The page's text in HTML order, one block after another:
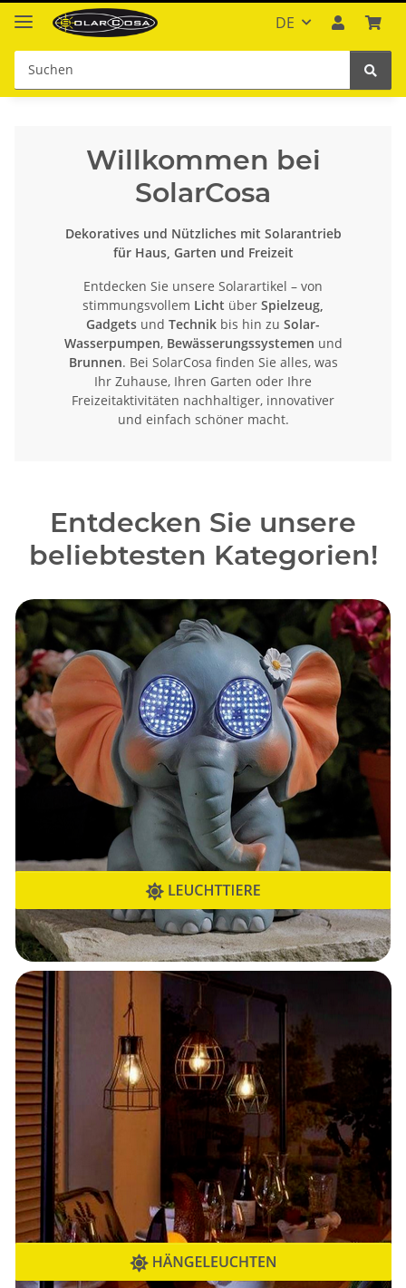
DE
Willkommen bei
SolarCosa
Dekoratives und Nützliches mit Solarantrieb
für Haus, Garten und Freizeit
Entdecken Sie unsere Solarartikel – von
stimmungsvollem Licht über Spielzeug,
Gadgets und Technik bis hin zu Solar-
Wasserpumpen, Bewässerungssystemen und
Brunnen. Bei SolarCosa finden Sie alles, was
Ihr Zuhause, Ihren Garten oder Ihre
Freizeitaktivitäten nachhaltiger, innovativer
und einfach schöner macht.
Entdecken Sie unsere
beliebtesten Kategorien!